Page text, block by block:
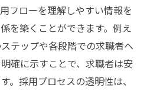
フローを理解しやすい情報を
を築くことができます。例え
テップや各段階での求職者へ
確に示すことで、求職者は安
。採用プロセスの透明性は、